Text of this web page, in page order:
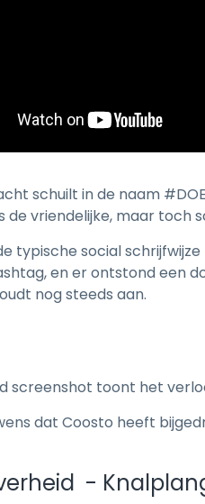
schuilt in de naam
is de vriendelijke, maar
typische social
en er ontstond een
nog steeds aan.
screenshot toont het
dat Coosto heeft
-